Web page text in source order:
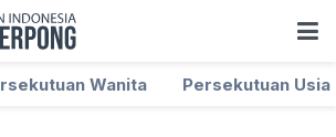
Wanita Persekutuan Usia